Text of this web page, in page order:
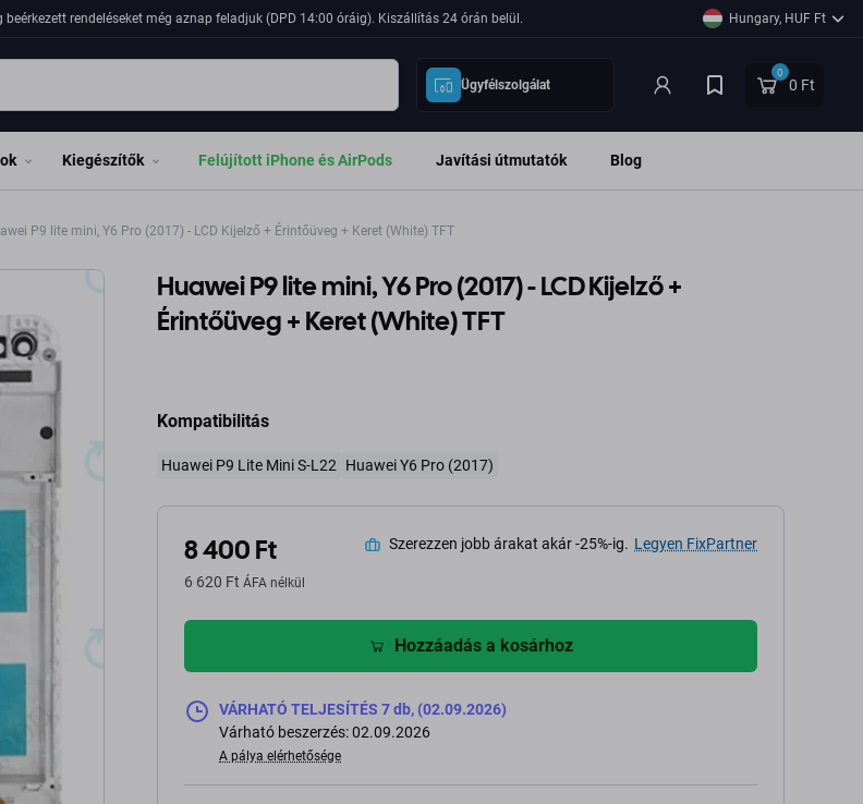
beérkezett rendeléseket még aznap feladjuk (DPD 14:00 óráig). Kiszállítás 24 órán belül. Hungary, HUF Ft
Ügyfélszolgálat
0
0 Ft
Kiegészítők Felújított iPhone és AirPods Javítási útmutatók Blog
P9 lite mini, Y6 Pro (2017) - LCD Kijelző + Érintőüveg + Keret (White) TFT
Huawei P9 lite mini, Y6 Pro (2017) - LCD Kijelző +
Érintőüveg + Keret (White) TFT
Kompatibilitás
Huawei P9 Lite Mini S-L22 Huawei Y6 Pro (2017)
8 400 Ft
6 620 Ft ÁFA nélkül
Szerezzen jobb árakat akár -25%-ig. Legyen FixPartner
Hozzáadás a kosárhoz
VÁRHATÓ TELJESÍTÉS 7 db, (02.09.2026)
Várható beszerzés: 02.09.2026
A pálya elérhetősége